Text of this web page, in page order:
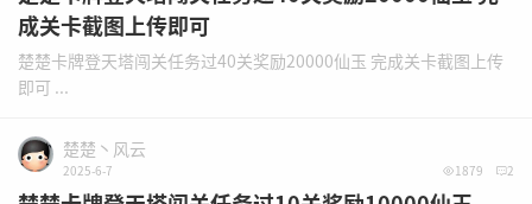
成关卡截图上传即可
楚楚卡牌登天塔闯关任务过40关奖励20000仙玉 完成关卡截图上传
即可 ...
楚楚丶风云
2025-6-7 2
1879